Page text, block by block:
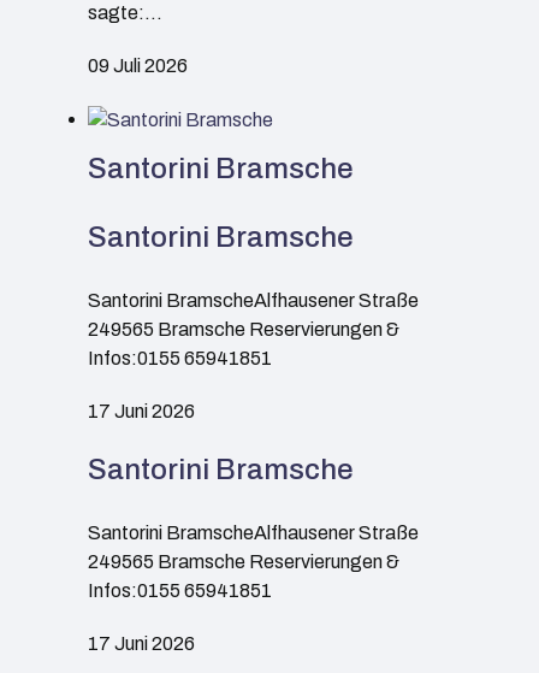
sagte:…
09 Juli 2026
Santorini Bramsche
Santorini Bramsche
Santorini BramscheAlfhausener Straße
249565 Bramsche Reservierungen &
Infos:0155 65941851
17 Juni 2026
Santorini Bramsche
Santorini BramscheAlfhausener Straße
249565 Bramsche Reservierungen &
Infos:0155 65941851
17 Juni 2026